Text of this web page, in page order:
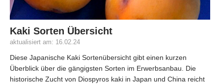
Kaki Sorten Übersicht
aktualisiert am: 16.02.24
Diese Japanische Kaki Sortenübersicht gibt einen kurzen
Überblick über die gängigsten Sorten im Erwerbsanbau. Die
historische Zucht von Diospyros kaki in Japan und China reicht